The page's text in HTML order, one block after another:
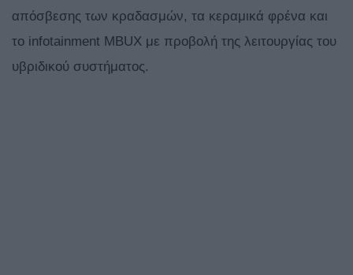
απόσβεσης των κραδασμών, τα κεραμικά φρένα και
το infotainment MBUX με προβολή της λειτουργίας του
υβριδικού συστήματος.